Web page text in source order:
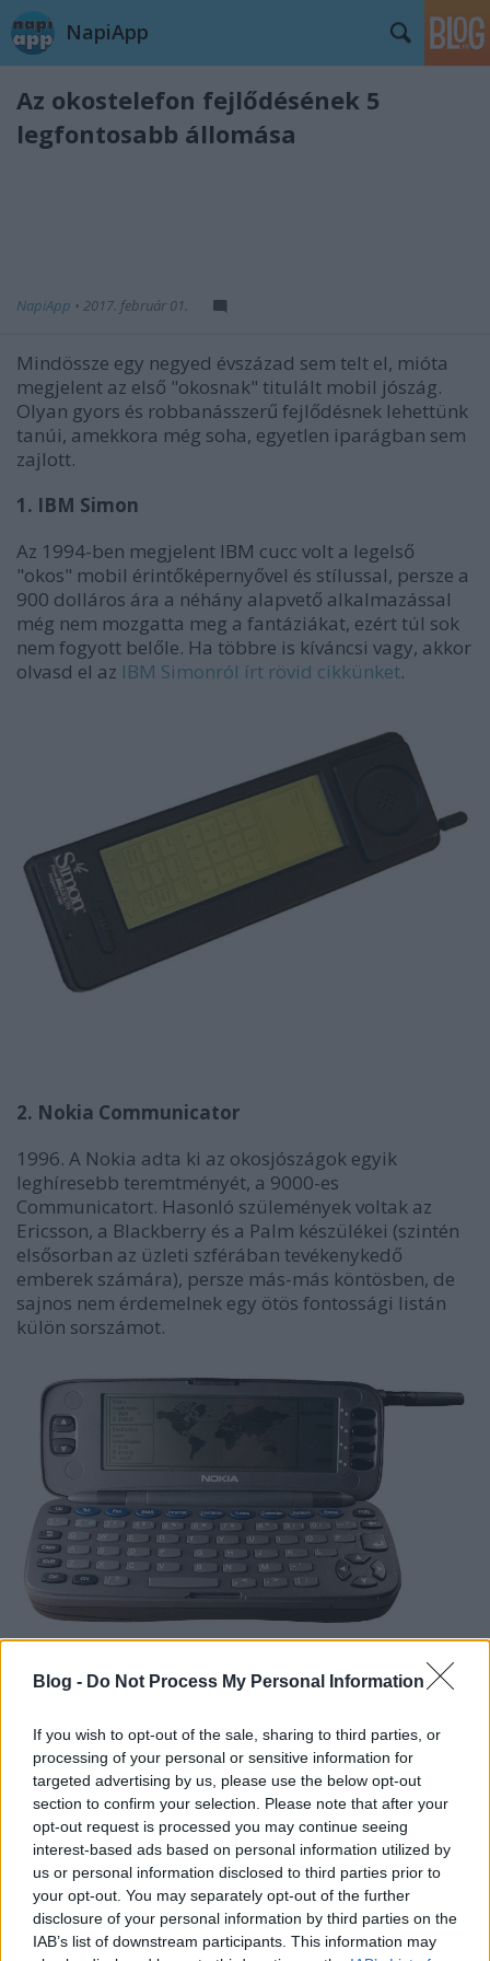
Blog - Do Not Process My Personal Information
If you wish to opt-out of the sale, sharing to third parties, or
processing of your personal or sensitive information for
targeted advertising by us, please use the below opt-out
section to confirm your selection. Please note that after your
opt-out request is processed you may continue seeing
interest-based ads based on personal information utilized by
us or personal information disclosed to third parties prior to
your opt-out. You may separately opt-out of the further
disclosure of your personal information by third parties on the
IAB’s list of downstream participants. This information may
NapiApp
Az okostelefon fejlődésének 5
legfontosabb állomása
NapiApp • 2017. február 01.
Mindössze egy negyed évszázad sem telt el, mióta
megjelent az első "okosnak" titulált mobil jószág.
Olyan gyors és robbanásszerű fejlődésnek lehettünk
tanúi, amekkora még soha, egyetlen iparágban sem
zajlott.
1. IBM Simon
Az 1994-ben megjelent IBM cucc volt a legelső
"okos" mobil érintőképernyővel és stílussal, persze a
900 dolláros ára a néhány alapvető alkalmazással
még nem mozgatta meg a fantáziákat, ezért túl sok
nem fogyott belőle. Ha többre is kíváncsi vagy, akkor
olvasd el az IBM Simonról írt rövid cikkünket.
2. Nokia Communicator
1996. A Nokia adta ki az okosjószágok egyik
leghíresebb teremtményét, a 9000-es
Communicatort. Hasonló szülemények voltak az
Ericsson, a Blackberry és a Palm készülékei (szintén
elsősorban az üzleti szférában tevékenykedő
emberek számára), persze más-más köntösben, de
sajnos nem érdemelnek egy ötös fontossági listán
külön sorszámot.
A Communicator aztán több későbbi változatot is
névvel titulált berendezést, az E90-et piacra dobta,
persze már kevesebb sikerrel, mint az elsőt és
ráadásul jött az ...
3. Apple iPhone
2007-ben jelent meg a mobiltelefon első igazi
újraértelmezése, az iPhone, az Apple és Steve Jobs